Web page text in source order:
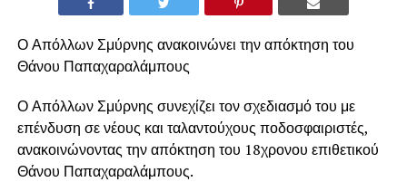
Ο Απόλλων Σμύρνης ανακοινώνει την απόκτηση του
Θάνου Παπαχαραλάμπους
Ο Απόλλων Σμύρνης συνεχίζει τον σχεδιασμό του με
επένδυση σε νέους και ταλαντούχους ποδοσφαιριστές,
ανακοινώνοντας την απόκτηση του 18χρονου επιθετικού
Θάνου Παπαχαραλάμπους.